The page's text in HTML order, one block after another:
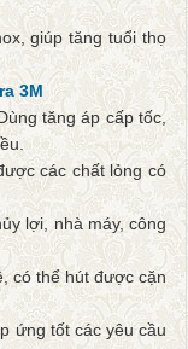
giúp tăng tuổi thọ
3M
tăng áp cấp tốc,
các chất lỏng có
lợi, nhà máy, công
có thể hút được cặn
ứng tốt các yêu cầu